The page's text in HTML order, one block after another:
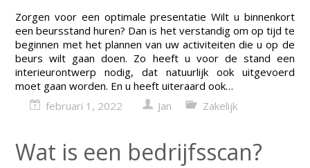
Zorgen voor een optimale presentatie Wilt u binnenkort
een beursstand huren? Dan is het verstandig om op tijd te
beginnen met het plannen van uw activiteiten die u op de
beurs wilt gaan doen. Zo heeft u voor de stand een
interieurontwerp nodig, dat natuurlijk ook uitgevoerd
moet gaan worden. En u heeft uiteraard ook…
februari 1, 2022
Jan Zakelijk
Wat is een bedrijfsscan?